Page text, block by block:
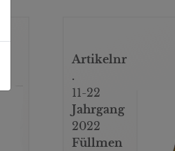
Artikelnr
.
11-22
Jahrgang
2022
Füllmen